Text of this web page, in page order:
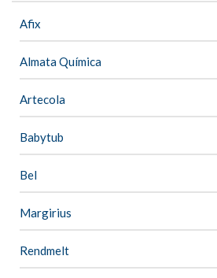
Afix
Almata Química
Artecola
Babytub
Bel
Margirius
Rendmelt